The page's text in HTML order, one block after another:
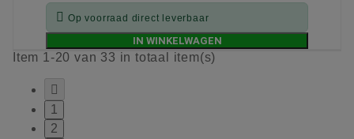
 Op voorraad direct leverbaar
IN WINKELWAGEN
Item 1-20 van 33 in totaal item(s)

1
2